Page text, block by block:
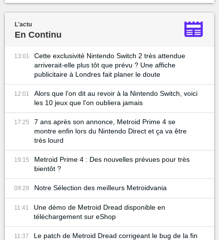
L'actu
En Continu
13:01
Cette exclusivité Nintendo Switch 2 très attendue
arriverait-elle plus tôt que prévu ? Une affiche
publicitaire à Londres fait planer le doute
12:01
Alors que l'on dit au revoir à la Nintendo Switch, voici
les 10 jeux que l'on oubliera jamais
17:25
7 ans après son annonce, Metroid Prime 4 se
montre enfin lors du Nintendo Direct et ça va être
très lourd
19:15
Metroid Prime 4 : Des nouvelles prévues pour très
bientôt ?
09:28 Notre Sélection des meilleurs Metroidvania
11:41
Une démo de Metroid Dread disponible en
téléchargement sur eShop
11:37
Le patch de Metroid Dread corrigeant le bug de la fin